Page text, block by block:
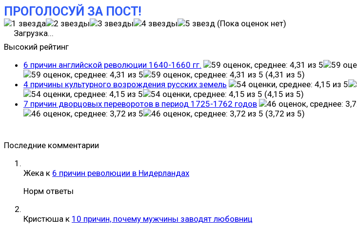
ПРОГОЛОСУЙ ЗА ПОСТ!
(Пока оценок нет)
Загрузка...
Высокий рейтинг
6 причин английской революции 1640-1660 гг.
(4,31 из 5)
4 причины культурного возрождения русских земель
(4,15 из 5)
7 причин дворцовых переворотов в период 1725-1762 годов
(3,72 из 5)
Последние комментарии
Жека к 6 причин революции в Нидерландах
Норм ответы
Кристюша к 10 причин, почему мужчины заводят любовниц